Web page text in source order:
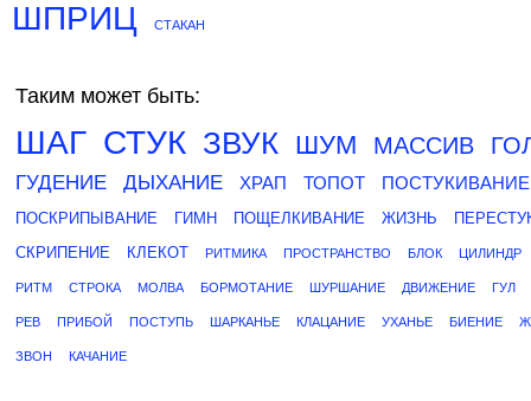
ШПРИЦ СТАКАН
Таким может быть:
ШАГ СТУК ЗВУК ШУМ МАССИВ
ГУДЕНИЕ ДЫХАНИЕ ХРАП ТОПОТ ПОСТУКИВАНИЕ
ПОСКРИПЫВАНИЕ ГИМН ПОЩЕЛКИВАНИЕ ЖИЗНЬ
СКРИПЕНИЕ
КЛЕКОТ РИТМИКА ПРОСТРАНСТВО БЛОК ЦИЛИНДР
РИТМ СТРОКА МОЛВА БОРМОТАНИЕ ШУРШАНИЕ ДВИЖЕНИЕ ГУЛ
РЕВ ПРИБОЙ ПОСТУПЬ ШАРКАНЬЕ КЛАЦАНИЕ УХАНЬЕ БИЕНИЕ
ЗВОН КАЧАНИЕ